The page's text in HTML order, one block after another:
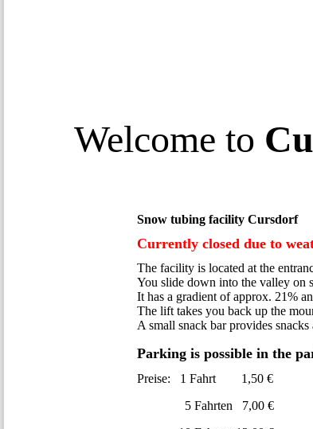
Welcome to
Snow tubing facility Cursdorf
Currently closed due to
The facility is located at the
You slide down into the valley on
It has a gradient of approx. 21%
The lift takes you back up the
A small snack bar provides snacks
Parking is possible in the
Preise: 1 Fahrt 1,50 €
5 Fahrten 7,00 €